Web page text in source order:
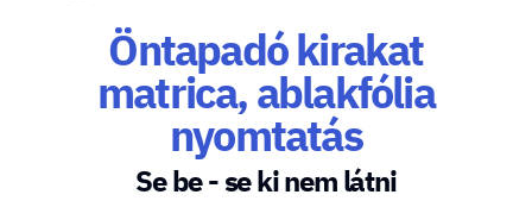
Öntapadó kirakat
matrica, ablakfólia
nyomtatás
Se be - se ki nem látni